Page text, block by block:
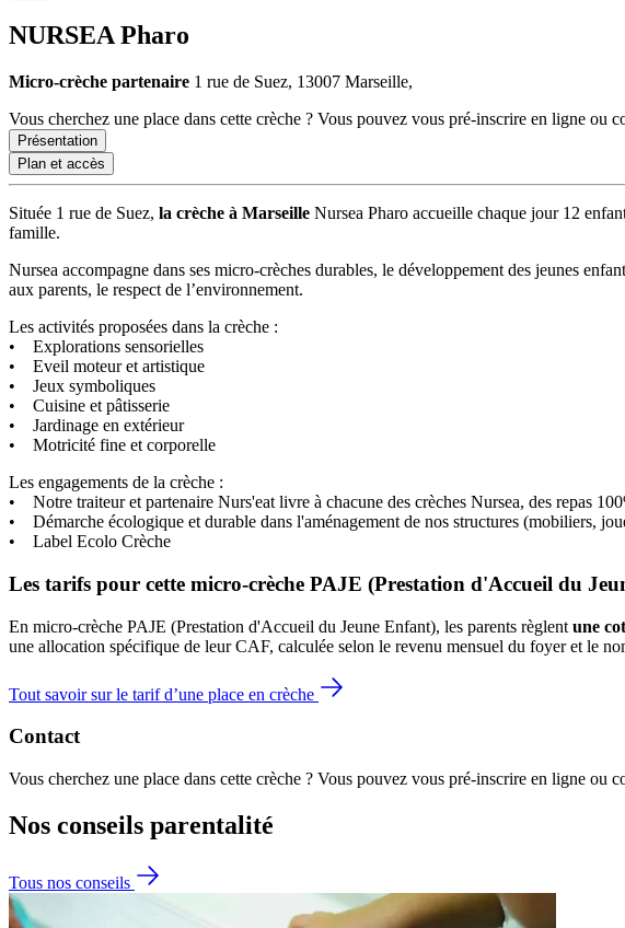
NURSEA Pharo
Micro-crèche partenaire 1 rue de Suez, 13007 Marseille,
Vous cherchez une place dans cette crèche ? Vous pouvez vous pré-inscrire en ligne ou
Présentation
Plan et accès
Située 1 rue de Suez, la crèche à Marseille Nursea Pharo accueille chaque jour 12
famille.
Nursea accompagne dans ses micro-crèches durables, le développement des jeunes
aux parents, le respect de l’environnement.
Les activités proposées dans la crèche :
• Explorations sensorielles
• Eveil moteur et artistique
• Jeux symboliques
• Cuisine et pâtisserie
• Jardinage en extérieur
• Motricité fine et corporelle
Les engagements de la crèche :
• Notre traiteur et partenaire Nurs'eat livre à chacune des crèches Nursea, des repas
• Démarche écologique et durable dans l'aménagement de nos structures (mobiliers,
• Label Ecolo Crèche
Les tarifs pour cette micro-crèche PAJE (Prestation d'Accueil du
En micro-crèche PAJE (Prestation d'Accueil du Jeune Enfant), les parents règlent une
une allocation spécifique de leur CAF, calculée selon le revenu mensuel du foyer et le
Tout savoir sur le tarif d’une place en crèche
Contact
Vous cherchez une place dans cette crèche ? Vous pouvez vous pré-inscrire en ligne ou
Nos conseils parentalité
Tous nos conseils